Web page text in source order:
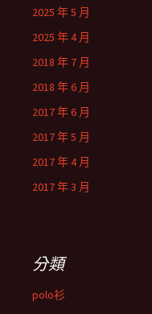
2025 年 5 月
2025 年 4 月
2018 年 7 月
2018 年 6 月
2017 年 6 月
2017 年 5 月
2017 年 4 月
2017 年 3 月
分類
polo衫